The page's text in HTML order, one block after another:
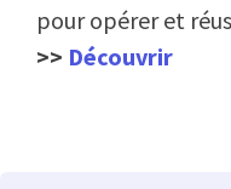
pour opérer et
>> Découvrir